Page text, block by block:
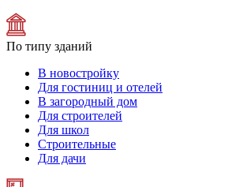
По типу зданий
В новостройку
Для гостиниц и отелей
В загородный дом
Для строителей
Для школ
Строительные
Для дачи